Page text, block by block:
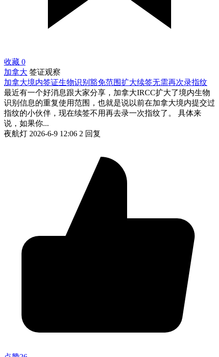
收藏 0
加拿大 签证观察
加拿大境内签证生物识别豁免范围扩大续签无需再次录指纹
最近有一个好消息跟大家分享，加拿大IRCC扩大了境内生物
识别信息的重复使用范围，也就是说以前在加拿大境内提交过
指纹的小伙伴，现在续签不用再去录一次指纹了。 具体来
说，如果你...
夜航灯 2026-6-9 12:06 2 回复